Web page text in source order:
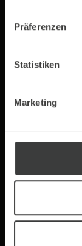
Präferenzen
Statistiken
Marketing
Auslaufhahn
125 °C
Sicherheit